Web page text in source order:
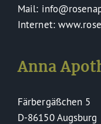
Mail:
Internet:
Anna
Färbergäßchen 5
D-86150 Augsburg